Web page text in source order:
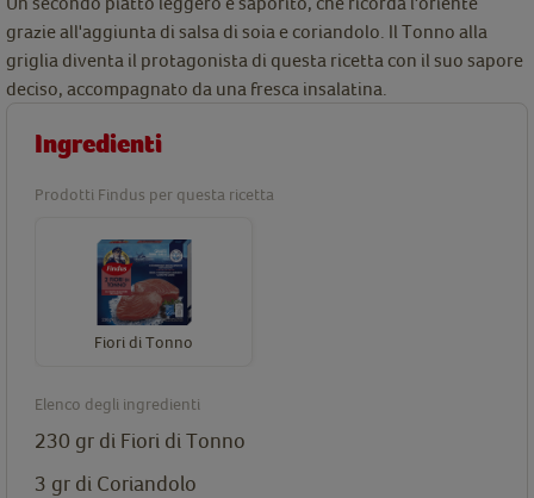
grazie all'aggiunta di salsa di soia e coriandolo. Il Tonno alla
griglia diventa il protagonista di questa ricetta con il suo sapore
deciso, accompagnato da una fresca insalatina.
Ingredienti
Prodotti Findus per questa ricetta
Fiori di Tonno
Elenco degli ingredienti
230 gr di Fiori di Tonno
3 gr di Coriandolo